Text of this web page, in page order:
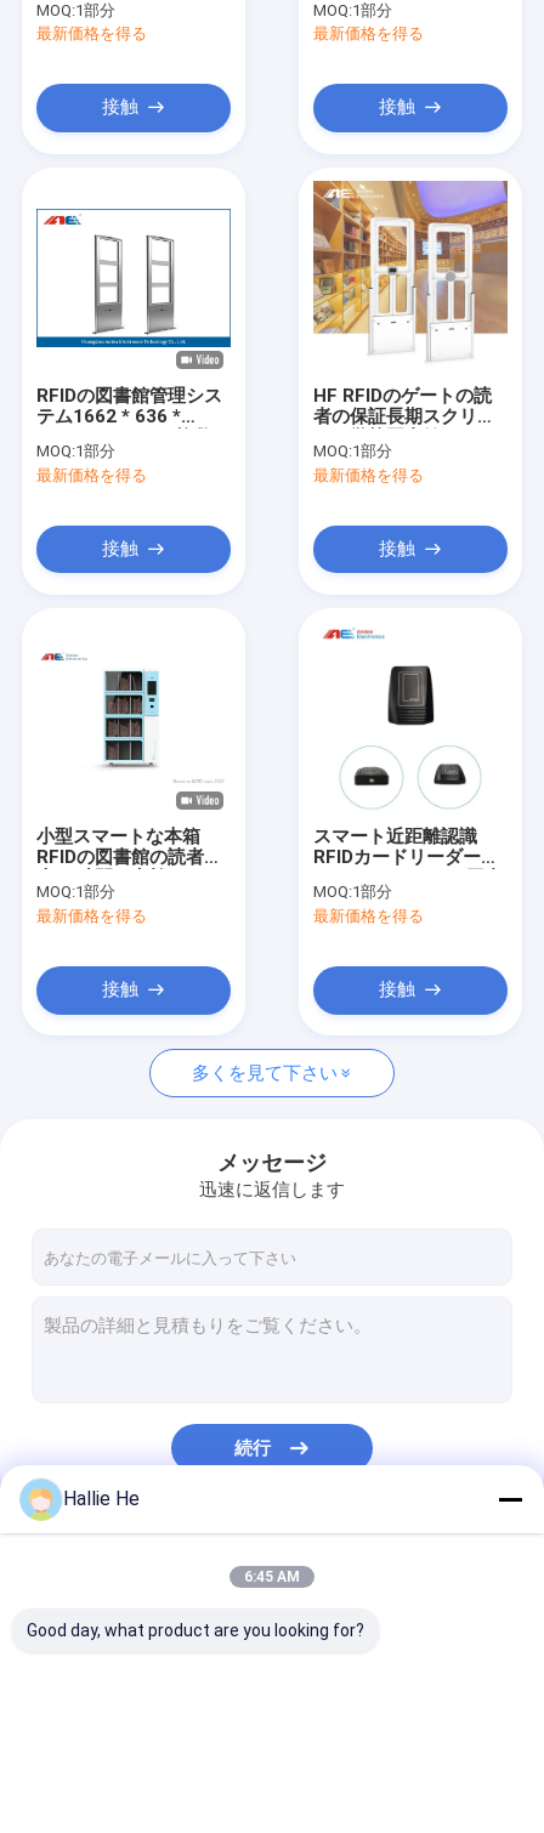
プロダクト
私達について
工場旅行
私達に連絡しなさい
ニュース
引用を要求しなさい
IOT RFIDの読者
デスクトップ RFID の読者
固定 RFID の読者
Rfid リーダ モジュール
長距離は、ReaderのRFID
NFC RFID の読者
クリルおよび金属板ハ
ウジング
MOQ:1部分
最新価格を得る
接触
トの読者
MOQ:1部分
最新価格を得る
接触
RFIDの図書館管理シス
テム1662 * 636 *
項目検出RFIDのゲート
の読者
MOQ:1部分
最新価格を得る
接触
HF RFIDのゲートの読
者の保証長期スクリー
セス管理のドアRFIDの
ゲートの読者
MOQ:1部分
最新価格を得る
接触
小型スマートな本箱
RFIDの図書館の読者は
MOQ:1部分
最新価格を得る
接触
スマート近距離認識
RFIDカードリーダー
館 宝石 備蓄管理 ISO
18000-6C/EPC Gen2
MOQ:1部分
最新価格を得る
接触
多くを見て下さい
メッセージ
迅速に返信します
続行
Hallie He
6:45 AM
Good day, what product are you looking for?